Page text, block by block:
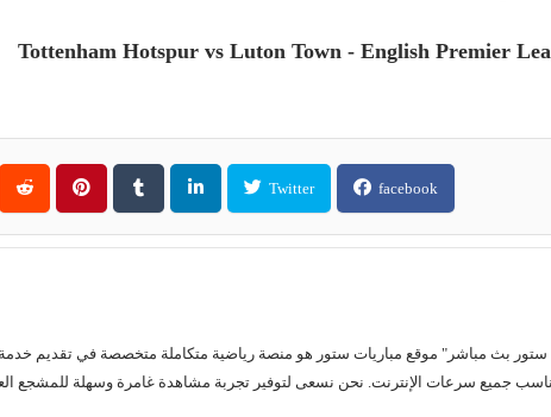
Tottenham Hotspur vs Luton Town - English Premier
facebook
Twitter